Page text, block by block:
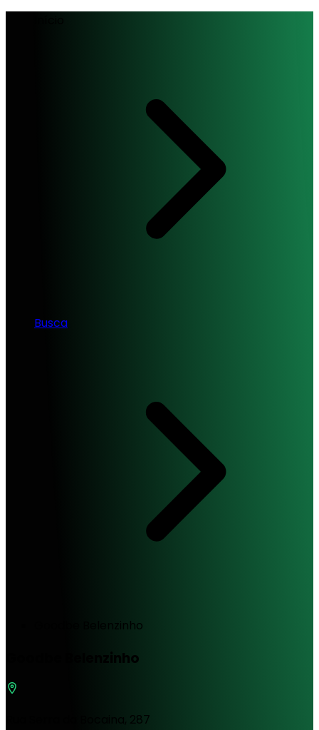
Busca
Goodbe Belenzinho
Goodbe Belenzinho
Rua Serra da Bocaina, 287